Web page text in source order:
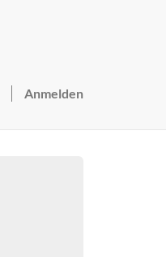
Anmelden